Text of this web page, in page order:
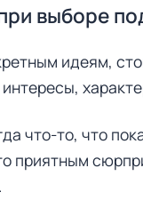
выборе
идеям,
что-то, что
приятным